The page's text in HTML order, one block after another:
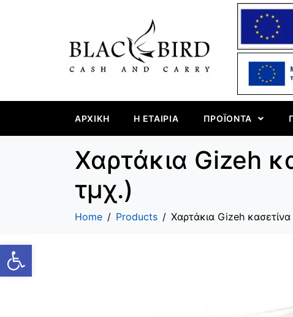
Ανοίξτε τη γραμμή εργαλείων
ΑΡΧΙΚΉ Η ΕΤΑΙΡΊΑ ΠΡΟΪΌΝΤΑ
Χαρτάκια Gizeh
τμχ.)
Home Products Χαρτάκια Gizeh